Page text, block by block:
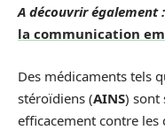
A découvrir également :
la communication
Des médicaments tels
stéroïdiens (AINS) sont
efficacement contre